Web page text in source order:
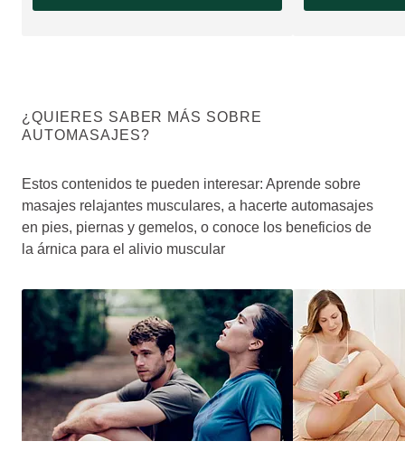
¿QUIERES SABER MÁS SOBRE
AUTOMASAJES?
Estos contenidos te pueden interesar: Aprende sobre
masajes relajantes musculares, a hacerte automasajes
en pies, piernas y gemelos, o conoce los beneficios de
la árnica para el alivio muscular